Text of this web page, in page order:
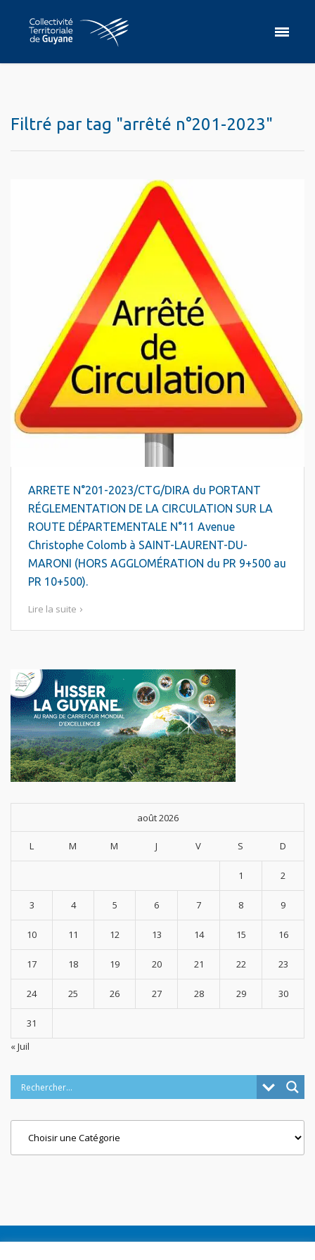
Filtré par tag "arrêté n°201-2023"
ARRETE N°201-2023/CTG/DIRA du PORTANT
RÉGLEMENTATION DE LA CIRCULATION SUR LA
ROUTE DÉPARTEMENTALE N°11 Avenue
Christophe Colomb à SAINT-LAURENT-DU-
MARONI (HORS AGGLOMÉRATION du PR 9+500 au
PR 10+500).
Lire la suite
août 2026
L M M J V S D
1 2
3 4 5 6 7 8 9
10 11 12 13 14 15 16
17 18 19 20 21 22 23
24 25 26 27 28 29 30
31
« Juil